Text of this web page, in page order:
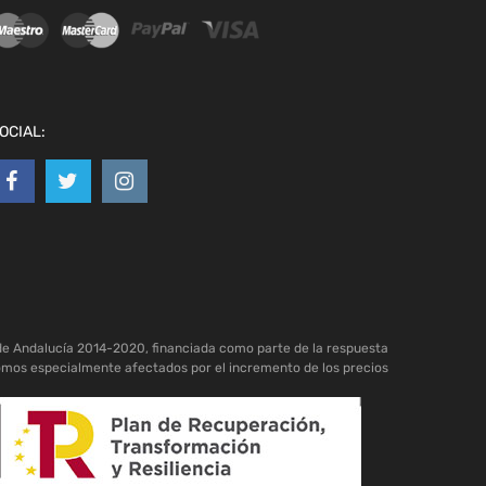
Andalucía 2014-2020, financiada como parte de la respuesta
especialmente afectados por el incremento de los precios